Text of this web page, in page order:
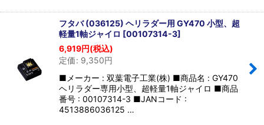
フタバ (036125) ヘリラダー用 GY470 小型、超
軽量1軸ジャイロ [00107314-3]
6,919円(税込)
定価: 9,350円
■メーカー : 双葉電子工業(株) ■商品名 : GY470
ヘリラダー専用小型、超軽量1軸ジャイロ ■商品
番号 : 00107314-3 ■JANコード :
4513886036125 …